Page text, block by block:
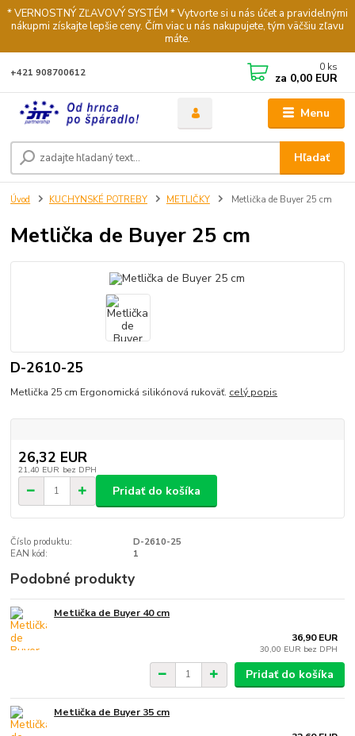
* VERNOSTNÝ ZĽAVOVÝ SYSTÉM * Vytvorte si u nás účet a pravidelnými
nákupmi získajte lepšie ceny. Čím viac u nás nakupujete, tým väčšiu zľavu
máte.
Menu
Hľadať
+421 908700612 0 ks
za 0,00 EUR
Úvod KUCHYNSKÉ POTREBY METLIČKY Metlička de Buyer 25 cm
Metlička de Buyer 25 cm
D-2610-25
Metlička 25 cm Ergonomická silikónová rukoväť. celý popis
26,32 EUR
21,40 EUR bez DPH
Pridať do košíka
Číslo produktu:
D-2610-25
EAN kód:
1
Podobné produkty
Metlička de Buyer 40 cm
36,90 EUR
30,00 EUR bez DPH
Pridať do košíka
Metlička de Buyer 35 cm